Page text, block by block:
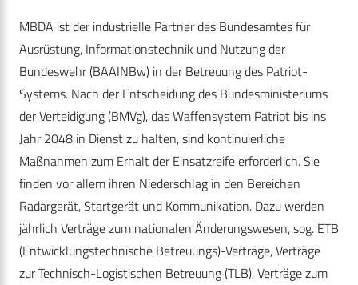
MBDA ist der industrielle Partner des Bundesamtes für
Ausrüstung, Informationstechnik und Nutzung der
Bundeswehr (BAAINBw) in der Betreuung des Patriot-
Systems. Nach der Entscheidung des Bundesministeriums
der Verteidigung (BMVg), das Waffensystem Patriot bis ins
Jahr 2048 in Dienst zu halten, sind kontinuierliche
Maßnahmen zum Erhalt der Einsatzreife erforderlich. Sie
finden vor allem ihren Niederschlag in den Bereichen
Radargerät, Startgerät und Kommunikation. Dazu werden
jährlich Verträge zum nationalen Änderungswesen, sog. ETB
(Entwicklungstechnische Betreuungs)-Verträge, Verträge
zur Technisch-Logistischen Betreuung (TLB), Verträge zum